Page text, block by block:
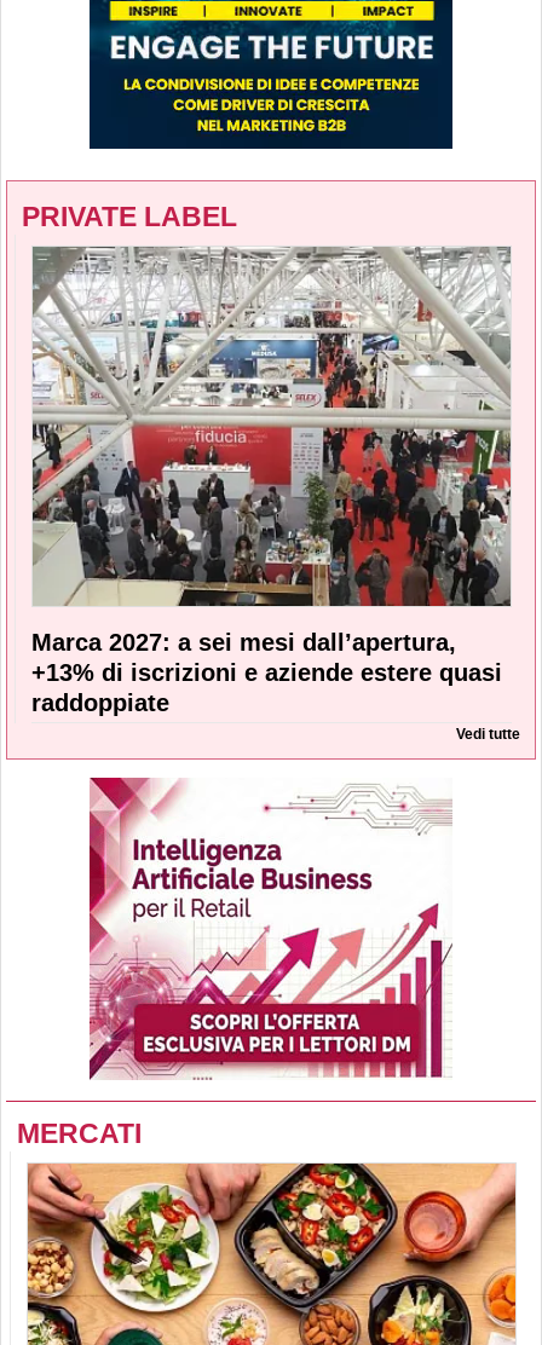
PRIVATE LABEL
Marca 2027: a sei mesi dall’apertura,
+13% di iscrizioni e aziende estere quasi
raddoppiate
Vedi tutte
MERCATI